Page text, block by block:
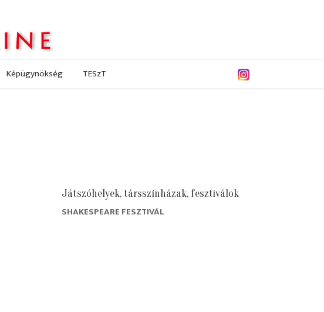
Képügynökség TESzT
Játszóhelyek, társszínházak, fesztiválok
SHAKESPEARE FESZTIVÁL